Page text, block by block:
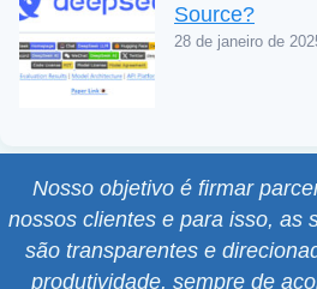
Source?
28 de janeiro de
Nosso objetivo é firmar
nossos clientes e para isso, as
são transparentes e
produtividade, sempre de